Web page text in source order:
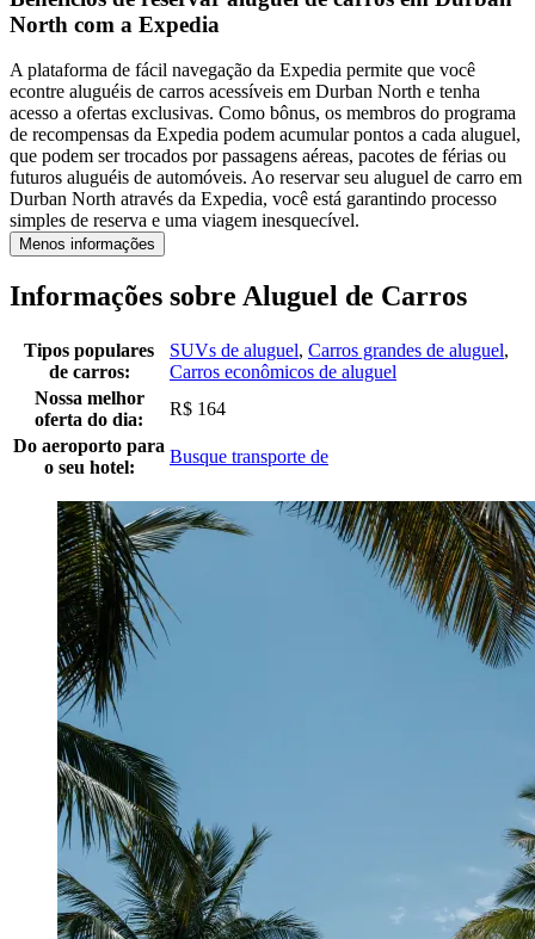
North com a Expedia
A plataforma de fácil navegação da Expedia permite que você
econtre aluguéis de carros acessíveis em Durban North e tenha
acesso a ofertas exclusivas. Como bônus, os membros do programa
de recompensas da Expedia podem acumular pontos a cada aluguel,
que podem ser trocados por passagens aéreas, pacotes de férias ou
futuros aluguéis de automóveis. Ao reservar seu aluguel de carro em
Durban North através da Expedia, você está garantindo processo
simples de reserva e uma viagem inesquecível.
Menos informações
Informações sobre Aluguel de Carros
Tipos populares
de carros:
SUVs de aluguel, Carros grandes de aluguel,
Carros econômicos de aluguel
Nossa melhor
oferta do dia:
R$ 164
Do aeroporto para
o seu hotel:
Busque transporte de